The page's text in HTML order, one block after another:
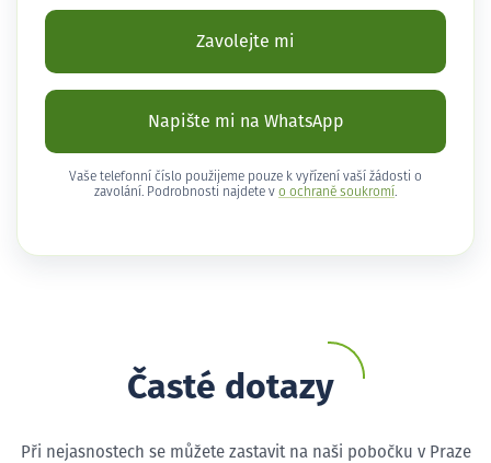
Zavolejte mi
Napište mi na WhatsApp
Vaše telefonní číslo použijeme pouze k vyřízení vaší žádosti o
zavolání. Podrobnosti najdete v o ochraně soukromí .
Časté dotazy
Při nejasnostech se můžete zastavit na naši pobočku v Praze